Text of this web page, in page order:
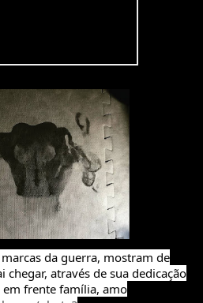
da guerra, mostram de
chegar, através de sua dedicação
frente família, amo